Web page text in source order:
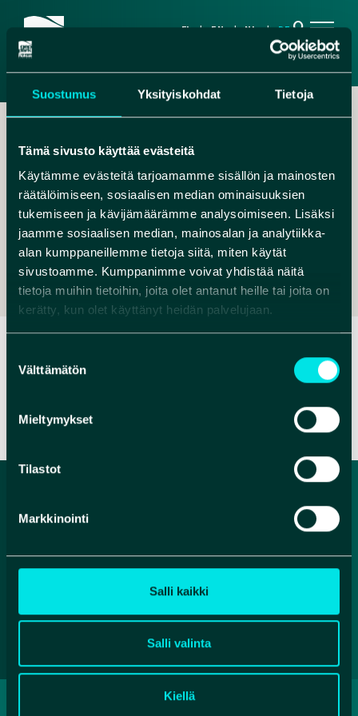
Suostumus Yksityiskohdat Tietoja
Tämä sivusto käyttää evästeitä
Käytämme evästeitä tarjoamamme sisällön ja mainosten
räätälöimiseen, sosiaalisen median ominaisuuksien
tukemiseen ja kävijämäärämme analysoimiseen. Lisäksi
jaamme sosiaalisen median, mainosalan ja analytiikka-
alan kumppaneillemme tietoja siitä, miten käytät
sivustoamme. Kumppanimme voivat yhdistää näitä
tietoja muihin tietoihin, joita olet antanut heille tai joita on
kerätty, kun olet käyttänyt heidän palvelujaan.
valinta
Välttämätön
Mieltymykset
Tilastot
Markkinointi
Salli kaikki
Salli valinta
Kiellä
FI EN NL DEsearch
,
MUHOKSENASEMA@GMAIL.COM
+358504055381